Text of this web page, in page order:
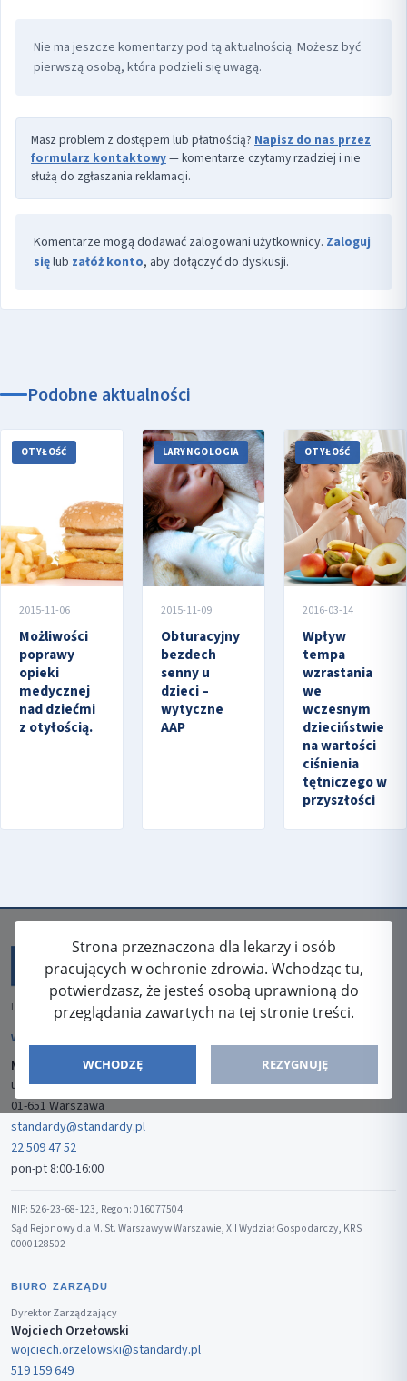
Nie ma jeszcze komentarzy pod tą aktualnością. Możesz być
pierwszą osobą, która podzieli się uwagą.
Masz problem z dostępem lub płatnością? Napisz do nas przez
formularz kontaktowy— komentarze czytamy rzadziej i nie
służą do zgłaszania reklamacji.
Komentarze mogą dodawać zalogowani użytkownicy. Zaloguj
sięlub załóż konto, aby dołączyć do dyskusji.
Podobne aktualności
OTYŁOŚĆ
2015-11-06
Możliwości
poprawy
opieki
medycznej
nad dziećmi
z otyłością.
LARYNGOLOGIA
2015-11-09
Obturacyjny
bezdech
senny u
dzieci –
wytyczne
AAP
OTYŁOŚĆ
2016-03-14
Wpływ
tempa
wzrastania
we
wczesnym
dzieciństwie
na wartości
ciśnienia
tętniczego w
przyszłości
Strona przeznaczona dla lekarzy i osób
pracujących w ochronie zdrowia. Wchodząc tu,
potwierdzasz, że jesteś osobą uprawnioną do
przeglądania zawartych na tej stronie treści.
WCHODZĘ REZYGNUJĘ
ISSN: 2080-5438
WYDAWCA
Media-Press Sp. z o.o.
ul. Gwiaździsta 7B/8
01-651 Warszawa
standardy@standardy.pl
22 509 47 52
pon-pt 8:00-16:00
NIP: 526-23-68-123, Regon: 016077504
Sąd Rejonowy dla M. St. Warszawy w Warszawie, XII Wydział Gospodarczy, KRS
0000128502
BIURO ZARZĄDU
Dyrektor Zarządzający
Wojciech Orzełowski
wojciech.orzelowski@standardy.pl
519 159 649